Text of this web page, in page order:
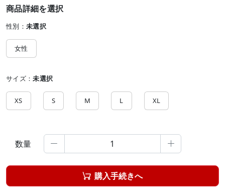
商品詳細を選択
性別： 未選択
女性
サイズ：未選択
XS S M L XL
数量  
 購入手続きへ